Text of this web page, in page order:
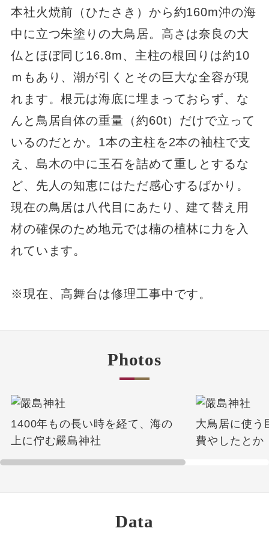
本社火焼前（ひたさき）から約160m沖の海
中に立つ朱塗りの大鳥居。高さは奈良の大
仏とほぼ同じ16.8m、主柱の根回りは約10
ｍもあり、潮が引くとその巨大な全容が現
れます。根元は海底に埋まっておらず、な
んと鳥居自体の重量（約60t）だけで立って
いるのだとか。1本の主柱を2本の袖柱で支
え、島木の中に玉石を詰めて重しとするな
ど、先人の知恵にはただ感心するばかり。
現在の鳥居は八代目にあたり、建て替え用
材の確保のため地元では楠の植林に力を入
れています。
※現在、高舞台は修理工事中です。
Photos
1400年もの長い時を経て、海の
上に佇む嚴島神社
大鳥居に使う
費やしたとか
Data